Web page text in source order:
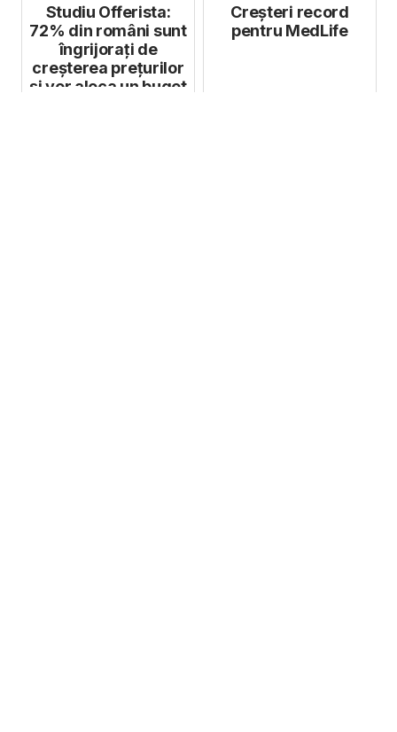
Studiu Offerista:
72% din români sunt
îngrijorați de
creșterea prețurilor
și vor aloca un buget
Creșteri record
pentru MedLife